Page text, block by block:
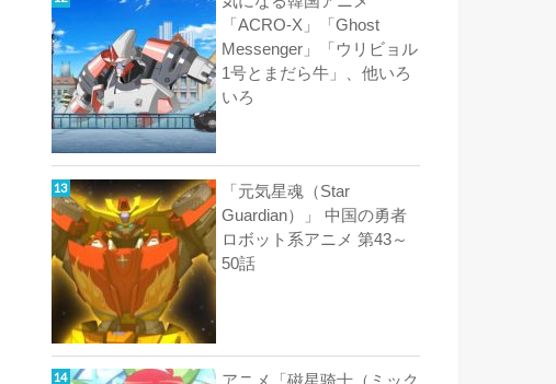
「ACRO-X」「Ghost
Messenger」「ウリビョル
1号とまだら牛」、他いろ
いろ
「元気星魂（Star
Guardian）」 中国の勇者
ロボット系アニメ 第43～
50話
アニメ「磁星骑士（ミック